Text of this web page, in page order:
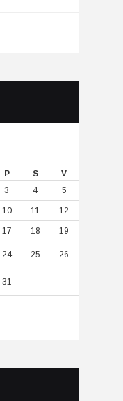
P S
V
3 4 5
10 11 12
17 18 19
24 25 26
31